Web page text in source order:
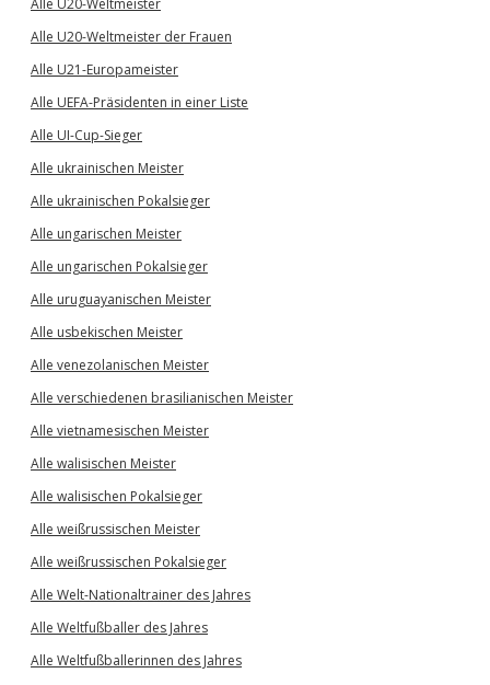
Alle U20-Weltmeister
Alle U20-Weltmeister der Frauen
Alle U21-Europameister
Alle UEFA-Präsidenten in einer Liste
Alle UI-Cup-Sieger
Alle ukrainischen Meister
Alle ukrainischen Pokalsieger
Alle ungarischen Meister
Alle ungarischen Pokalsieger
Alle uruguayanischen Meister
Alle usbekischen Meister
Alle venezolanischen Meister
Alle verschiedenen brasilianischen Meister
Alle vietnamesischen Meister
Alle walisischen Meister
Alle walisischen Pokalsieger
Alle weißrussischen Meister
Alle weißrussischen Pokalsieger
Alle Welt-Nationaltrainer des Jahres
Alle Weltfußballer des Jahres
Alle Weltfußballerinnen des Jahres